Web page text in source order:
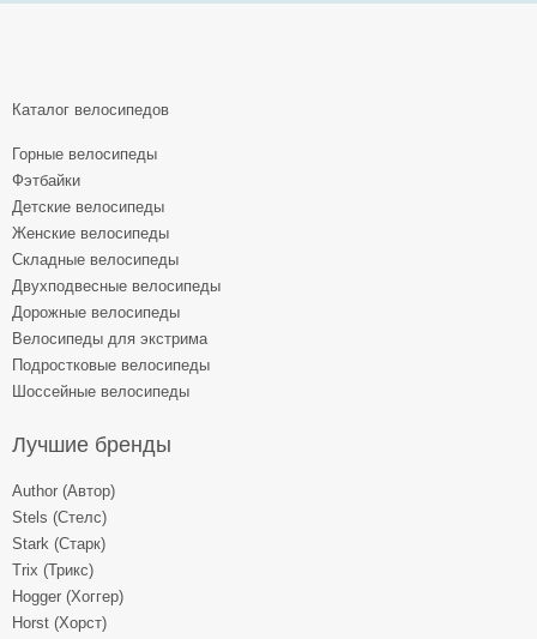
Каталог велосипедов
Горные велосипеды
Фэтбайки
Детские велосипеды
Женские велосипеды
Складные велосипеды
Двухподвесные велосипеды
Дорожные велосипеды
Велосипеды для экстрима
Подростковые велосипеды
Шоссейные велосипеды
Лучшие бренды
Author (Автор)
Stels (Стелс)
Stark (Старк)
Trix (Трикс)
Hogger (Хоггер)
Horst (Хорст)